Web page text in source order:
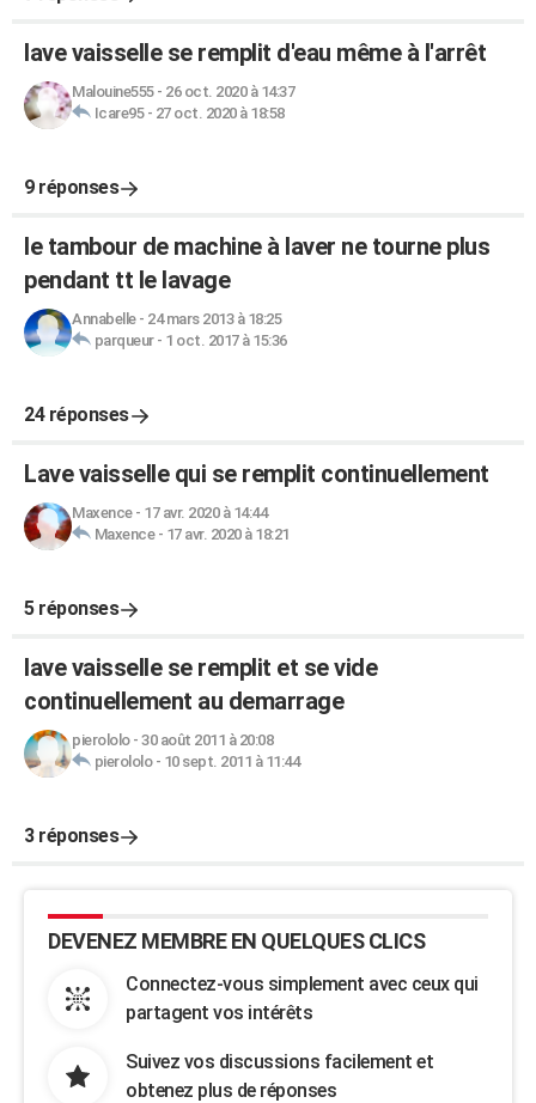
lave vaisselle se remplit d'eau même à l'arrêt
Malouine555- 26 oct. 2020 à 14:37
Icare95- 27 oct. 2020 à 18:58
9 réponses
le tambour de machine à laver ne tourne plus
pendant tt le lavage
Annabelle- 24 mars 2013 à 18:25
parqueur- 1 oct. 2017 à 15:36
24 réponses
Lave vaisselle qui se remplit continuellement
Maxence- 17 avr. 2020 à 14:44
Maxence- 17 avr. 2020 à 18:21
5 réponses
lave vaisselle se remplit et se vide
continuellement au demarrage
pierololo- 30 août 2011 à 20:08
pierololo- 10 sept. 2011 à 11:44
3 réponses
DEVENEZ MEMBRE EN QUELQUES CLICS
Connectez-vous simplement avec ceux qui
partagent vos intérêts
Suivez vos discussions facilement et
obtenez plus de réponses